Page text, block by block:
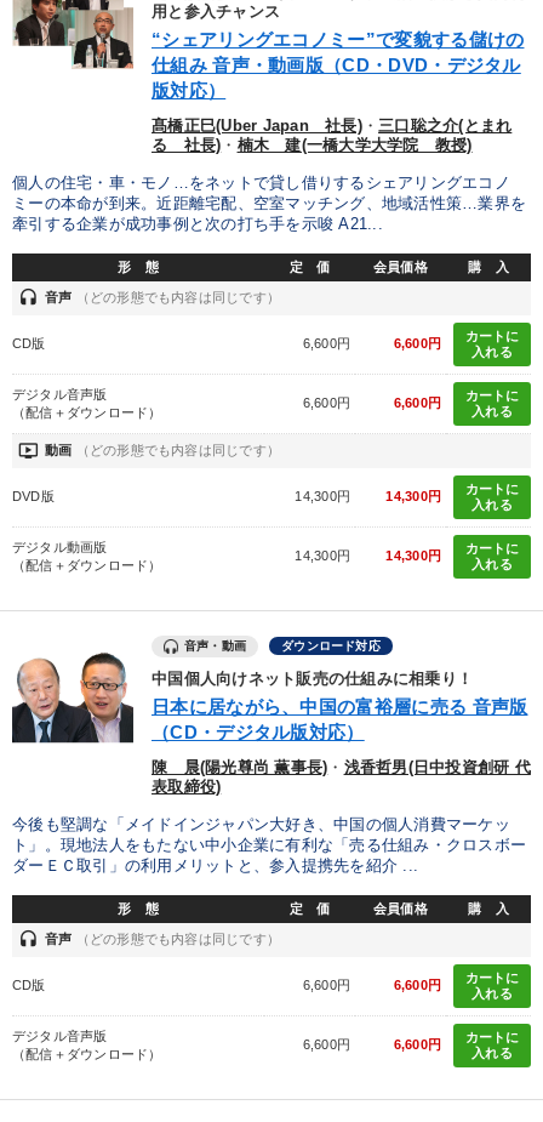
用と参入チャンス
“シェアリングエコノミー”で変貌する儲けの
仕組み 音声・動画版（CD・DVD・デジタル
版対応）
髙橋正巳(Uber Japan 社長)・ 三口聡之介(とまれ
る 社長) ・ 楠木 建(一橋大学大学院 教授)
個人の住宅・車・モノ…をネットで貸し借りするシェアリングエコノ
ミーの本命が到来。近距離宅配、空室マッチング、地域活性策…業界を
牽引する企業が成功事例と次の打ち手を示唆 A21...
形 態 定 価 会員価格 購 入
headset 音声 （どの形態でも内容は同じです）
CD版 6,600円 6,600円
カートに
入れる
デジタル音声版
（配信＋ダウンロード）
6,600円 6,600円
カートに
入れる
ondemand_video 動画 （どの形態でも内容は同じです）
DVD版 14,300円 14,300円
カートに
入れる
デジタル動画版
（配信＋ダウンロード）
14,300円 14,300円
カートに
入れる
音声・動画 ダウンロード対応
中国個人向けネット販売の仕組みに相乗り！
日本に居ながら、中国の富裕層に売る 音声版
（CD・デジタル版対応）
陳 晨(陽光尊尚 薫事長) ・ 浅香哲男(日中投資創研 代
表取締役)
今後も堅調な「メイドインジャパン大好き、中国の個人消費マーケッ
ト」。現地法人をもたない中小企業に有利な「売る仕組み・クロスボー
ダーＥＣ取引」の利用メリットと、参入提携先を紹介 ...
形 態 定 価 会員価格 購 入
headset 音声 （どの形態でも内容は同じです）
CD版 6,600円 6,600円
カートに
入れる
デジタル音声版
（配信＋ダウンロード）
6,600円 6,600円
カートに
入れる